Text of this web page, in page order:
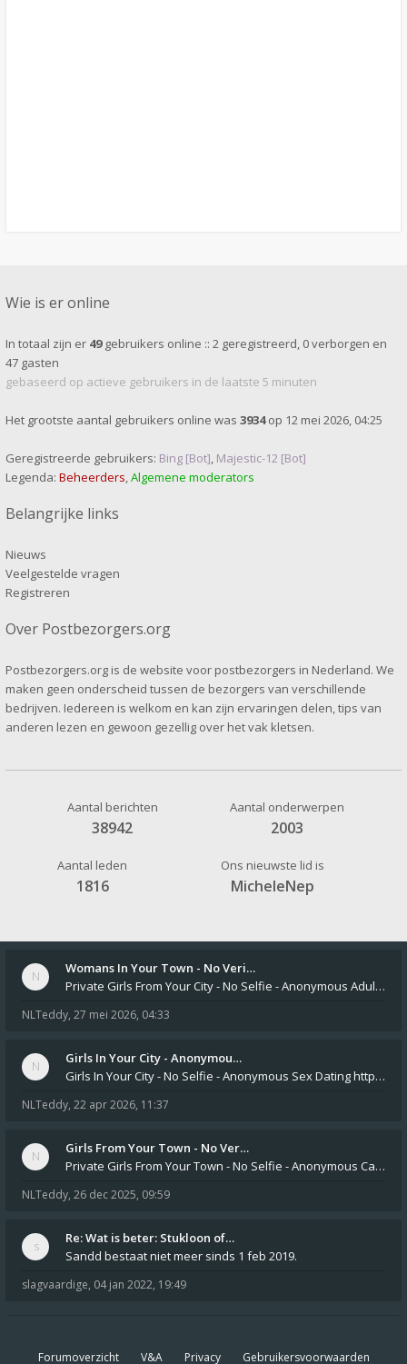
Wie is er online
In totaal zijn er 49gebruikers online :: 2 geregistreerd, 0 verborgen en
47 gasten
gebaseerd op actieve gebruikers in de laatste 5 minuten
Het grootste aantal gebruikers online was 3934op 12 mei 2026, 04:25
Geregistreerde gebruikers: Bing [Bot], Majestic-12 [Bot]
Legenda: Beheerders,Algemene moderators
Belangrijke links
Nieuws
Veelgestelde vragen
Registreren
Over Postbezorgers.org
Postbezorgers.org is de website voor postbezorgers in Nederland. We
maken geen onderscheid tussen de bezorgers van verschillende
bedrijven. Iedereen is welkom en kan zijn ervaringen delen, tips van
anderen lezen en gewoon gezellig over het vak kletsen.
Aantal berichten
38942
Aantal onderwerpen
2003
Aantal leden
1816
Ons nieuwste lid is
MicheleNep
Womans In Your Town - No Veri…
Private Girls From Your City - No Selfie - Anonymous Adult Dating https://privatedates.live Private Girls In Your
NLTeddy, 27 mei 2026, 04:33
Girls In Your City - Anonymou…
Girls In Your City - No Selfie - Anonymous Sex Dating https://SecretPrivat.com Womens In Your Town - Anonymous S
NLTeddy, 22 apr 2026, 11:37
Girls From Your Town - No Ver…
Private Girls From Your Town - No Selfie - Anonymous Casual Dating https://PrivateLadyEscorts.com Private Lady In
NLTeddy, 26 dec 2025, 09:59
Re: Wat is beter: Stukloon of…
Sandd bestaat niet meer sinds 1 feb 2019.
slagvaardige, 04 jan 2022, 19:49
Forumoverzicht V&A Privacy Gebruikersvoorwaarden